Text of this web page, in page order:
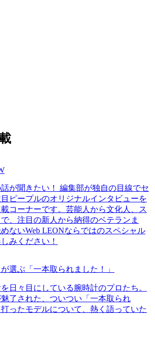
が聞きたい！ 編集部が独自の目線でセ
ピープルのオリジナルインタビューを
コーナーです。芸能人から文化人、ス
、注目の新人から納得のベテランま
ないWeb LEONならではのスペシャル
みください！
選ぶ「一本取られました！」
日々目にしている腕時計のプロたち。
了された、ついつい「一本取られ
ったモデルについて、熱く語っていた